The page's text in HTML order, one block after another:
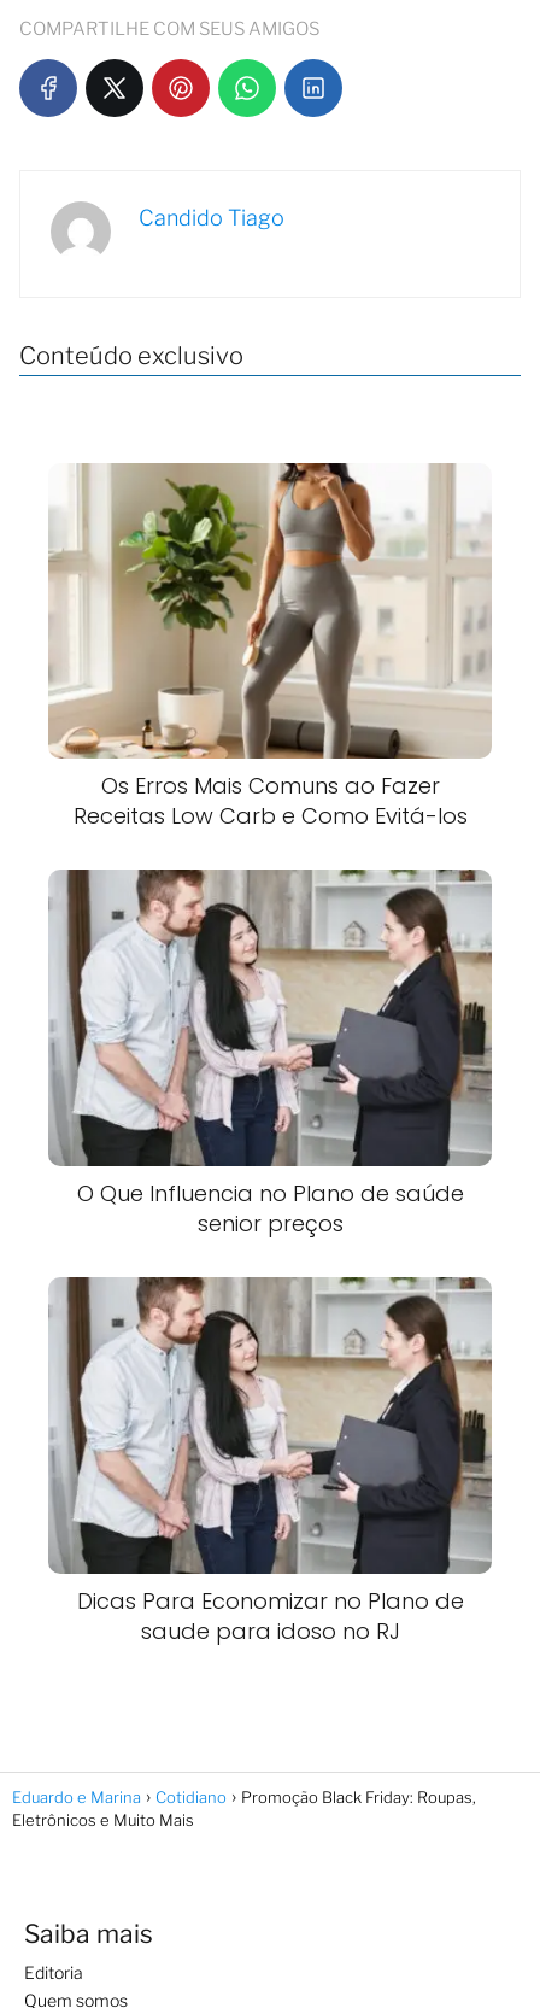
COMPARTILHE COM SEUS AMIGOS
Candido Tiago
Conteúdo exclusivo
Os Erros Mais Comuns ao Fazer
Receitas Low Carb e Como Evitá-los
O Que Influencia no Plano de saúde
senior preços
Dicas Para Economizar no Plano de
saude para idoso no RJ
Eduardo e Marina Cotidiano
Promoção Black Friday: Roupas,
Eletrônicos e Muito Mais
Saiba mais
Editoria
Quem somos